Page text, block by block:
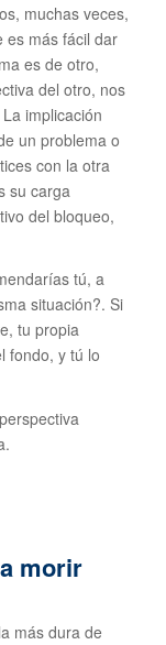
muchas veces,
es más fácil dar
es de otro,
del otro, nos
implicación
un problema o
con la otra
su carga
del bloqueo,
tú, a
situación?. Si
tu propia
fondo, y tú lo
morir
más dura de